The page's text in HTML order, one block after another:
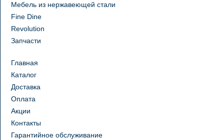
Мебель из нержавеющей стали
Fine Dine
Revolution
Запчасти
Главная
Каталог
Доставка
Оплата
Акции
Контакты
Гарантийное обслуживание